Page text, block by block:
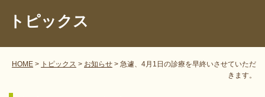
トピックス
HOME > トピックス > お知らせ > 急遽、4月1日の診療を早終いさせていただ
きます。